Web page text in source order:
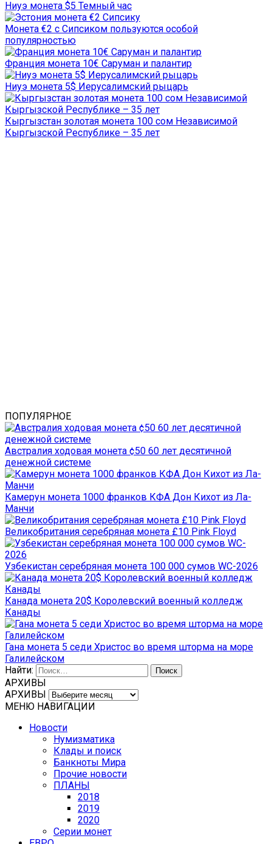
Ниуэ монета $5 Темный час
Монета €2 с Сипсиком пользуются особой
популярностью
Франция монета 10€ Саруман и палантир
Ниуэ монета 5$ Иерусалимский рыцарь
Кыргызстан золотая монета 100 сом Независимой
Кыргызской Республике – 35 лет
ПОПУЛЯРНОЕ
Австралия ходовая монета ¢50 60 лет десятичной
денежной системе
Камерун монета 1000 франков КФА Дон Кихот из Ла-
Манчи
Великобритания серебряная монета £10 Pink Floyd
Узбекистан серебряная монета 100 000 сумов WC-2026
Канада монета 20$ Королевский военный колледж
Канады
Гана монета 5 седи Христос во время шторма на море
Галилейском
Найти:
АРХИВЫ
АРХИВЫ
МЕНЮ НАВИГАЦИИ
Новости
Нумизматика
Клады и поиск
Банкноты Мира
Прочие новости
ПЛАНЫ
2018
2019
2020
Серии монет